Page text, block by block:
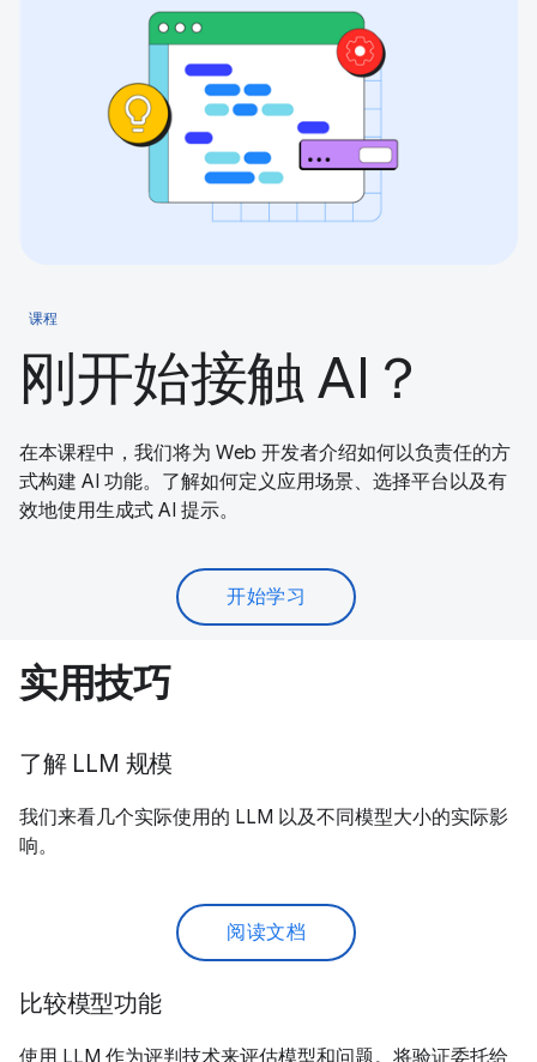
课程
刚开始接触 AI？
在本课程中，我们将为 Web 开发者介绍如何以负责任的方
式构建 AI 功能。了解如何定义应用场景、选择平台以及有
效地使用生成式 AI 提示。
开始学习
实用技巧
了解 LLM 规模
我们来看几个实际使用的 LLM 以及不同模型大小的实际影
响。
阅读文档
比较模型功能
使用 LLM 作为评判技术来评估模型和问题。将验证委托给